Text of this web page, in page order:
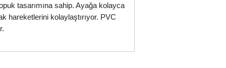
tasarımına sahip. Ayağa kolayca
hareketlerini kolaylaştırıyor. PVC